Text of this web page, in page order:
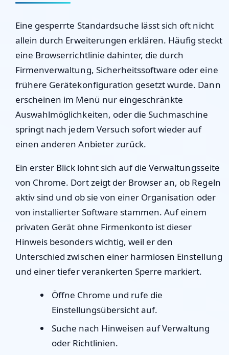
Eine gesperrte Standardsuche lässt sich oft nicht
allein durch Erweiterungen erklären. Häufig steckt
eine Browserrichtlinie dahinter, die durch
Firmenverwaltung, Sicherheitssoftware oder eine
frühere Gerätekonfiguration gesetzt wurde. Dann
erscheinen im Menü nur eingeschränkte
Auswahlmöglichkeiten, oder die Suchmaschine
springt nach jedem Versuch sofort wieder auf
einen anderen Anbieter zurück.
Ein erster Blick lohnt sich auf die Verwaltungsseite
von Chrome. Dort zeigt der Browser an, ob Regeln
aktiv sind und ob sie von einer Organisation oder
von installierter Software stammen. Auf einem
privaten Gerät ohne Firmenkonto ist dieser
Hinweis besonders wichtig, weil er den
Unterschied zwischen einer harmlosen Einstellung
und einer tiefer verankerten Sperre markiert.
Öffne Chrome und rufe die
Einstellungsübersicht auf.
Suche nach Hinweisen auf Verwaltung
oder Richtlinien.